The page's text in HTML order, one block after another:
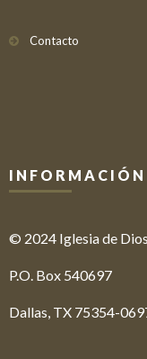
Contacto
INFORMACIÓN
© 2024 Iglesia de
P.O. Box 540697
Dallas, TX 75354-